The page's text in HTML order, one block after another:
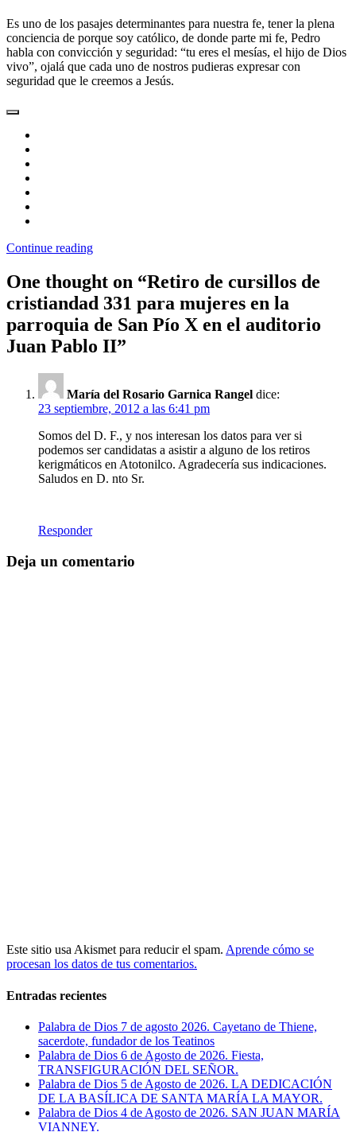
Es uno de los pasajes determinantes para nuestra fe, tener la plena
conciencia de porque soy católico, de donde parte mi fe, Pedro
habla con convicción y seguridad: “tu eres el mesías, el hijo de Dios
vivo”, ojalá que cada uno de nostros pudieras expresar con
seguridad que le creemos a Jesús.
Continue reading
One thought on “Retiro de cursillos de
cristiandad 331 para mujeres en la
parroquia de San Pío X en el auditorio
Juan Pablo II”
María del Rosario Garnica Rangel dice:
23 septiembre, 2012 a las 6:41 pm
Somos del D. F., y nos interesan los datos para ver si
podemos ser candidatas a asistir a alguno de los retiros
kerigmáticos en Atotonilco. Agradecería sus indicaciones.
Saludos en D. nto Sr.
Responder
Deja un comentario
Este sitio usa Akismet para reducir el spam. Aprende cómo se
procesan los datos de tus comentarios.
Entradas recientes
Palabra de Dios 7 de agosto 2026. Cayetano de Thiene,
sacerdote, fundador de los Teatinos
Palabra de Dios 6 de Agosto de 2026. Fiesta,
TRANSFIGURACIÓN DEL SEÑOR.
Palabra de Dios 5 de Agosto de 2026. LA DEDICACIÓN
DE LA BASÍLICA DE SANTA MARÍA LA MAYOR.
Palabra de Dios 4 de Agosto de 2026. SAN JUAN MARÍA
VIANNEY.